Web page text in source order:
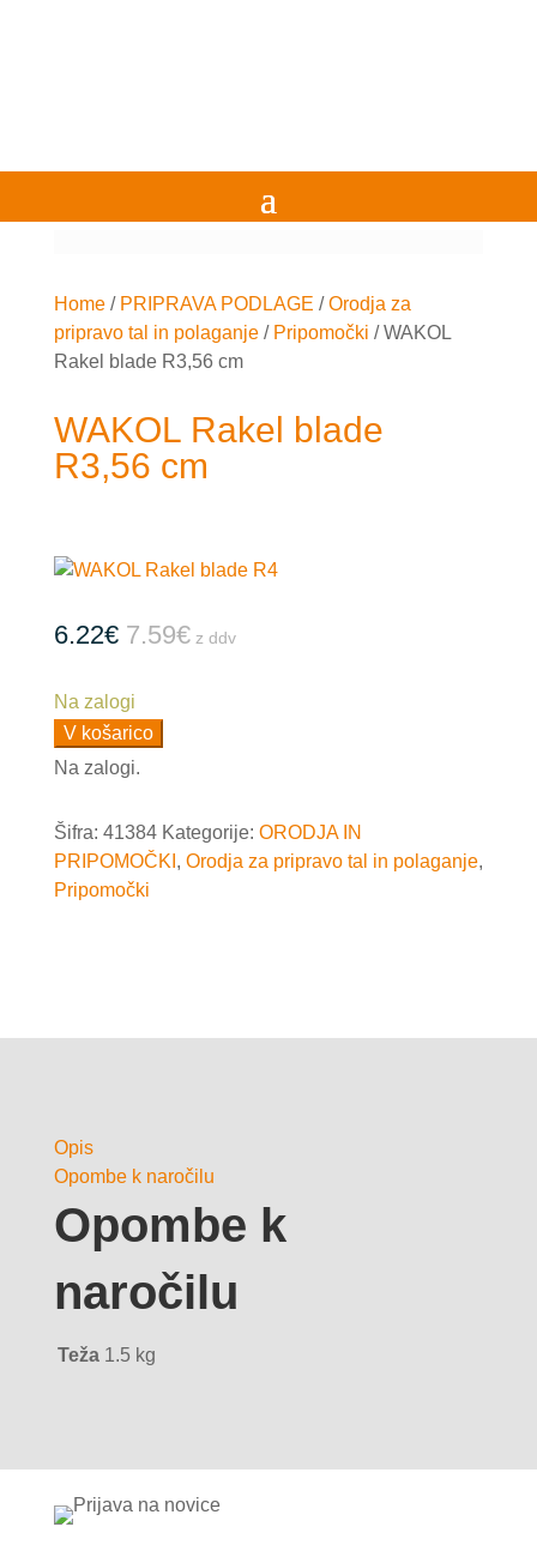
Home/ PRIPRAVA PODLAGE /Orodja za
pripravo tal in polaganje/ Pripomočki /WAKOL
Rakel blade R3,56 cm
WAKOL Rakel blade
R3,56 cm
6.22€ 7.59€z ddv
Na zalogi
WAKOL
Rakel
R3,56
cm
količina
V košarico
Na zalogi.
Šifra: 41384 Kategorije: ORODJA IN
PRIPOMOČKI , Orodja za pripravo tal in polaganje,
Pripomočki
Opis
Opombe k naročilu
Opombe k
naročilu
Teža 1.5 kg